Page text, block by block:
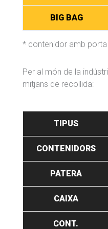
BIG BAG
* contenidor amb
Per al món de la
mitjans de recollida:
TIPUS
CONTENIDORS
PATERA
CAIXA
CONT.